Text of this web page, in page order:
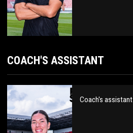
COACH'S ASSISTANT
Coach's assistant